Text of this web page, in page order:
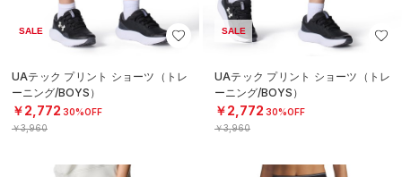
SALE
UAテック プリント ショーツ（トレ
ーニング/BOYS）
￥2,772 30%OFF
￥3,960
SALE
UAテック プリント ショーツ（トレ
ーニング/BOYS）
￥2,772 30%OFF
￥3,960